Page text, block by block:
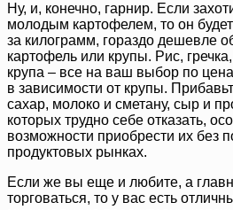
Ну, и, конечно, гарнир. Если
молодым картофелем, то он
за килограмм, гораздо дешевле
картофель или крупы. Рис,
крупа – все на ваш выбор по
в зависимости от крупы.
сахар, молоко и сметану, сыр и
которых трудно себе отказать,
возможности приобрести их без
продуктовых рынках.
Если же вы еще и любите, а
торговаться, то у вас есть